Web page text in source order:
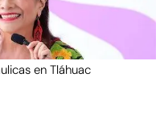
en Tláhuac